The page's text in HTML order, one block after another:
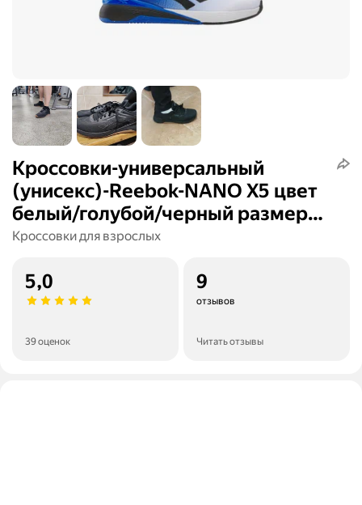
Кроссовки-универсальный
(унисекс)-Reebok-NANO X5 цвет
белый/голубой/черный размер
10
Кроссовки для взрослых
5,0
39 оценок
9
отзывов
Читать отзывы